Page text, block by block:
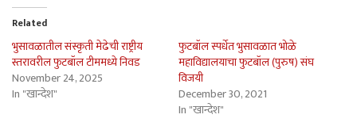
Related
भुसावळातील संस्कृती मेढेची राष्ट्रीय
स्तरावरील फुटबॉल टीममध्ये निवड
November 24, 2025
In "खान्देश"
फुटबॉल स्पर्धेत भुसावळात भोळे
महाविद्यालयाचा फुटबॉल (पुरुष) संघ
विजयी
December 30, 2021
In "खान्देश"